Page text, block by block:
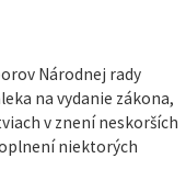
Národnej rady
na vydanie zákona,
v znení neskorších
niektorých